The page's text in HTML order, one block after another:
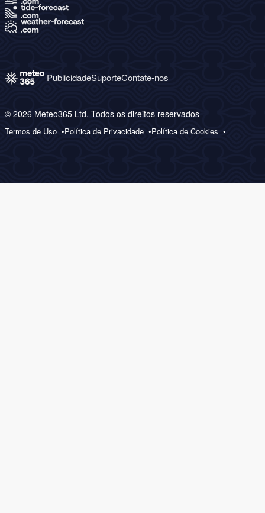
PublicidadeSuporteContate-nos
© 2026 Meteo365 Ltd. Todos os direitos reservados
Termos de Uso Política de Privacidade Política de Cookies